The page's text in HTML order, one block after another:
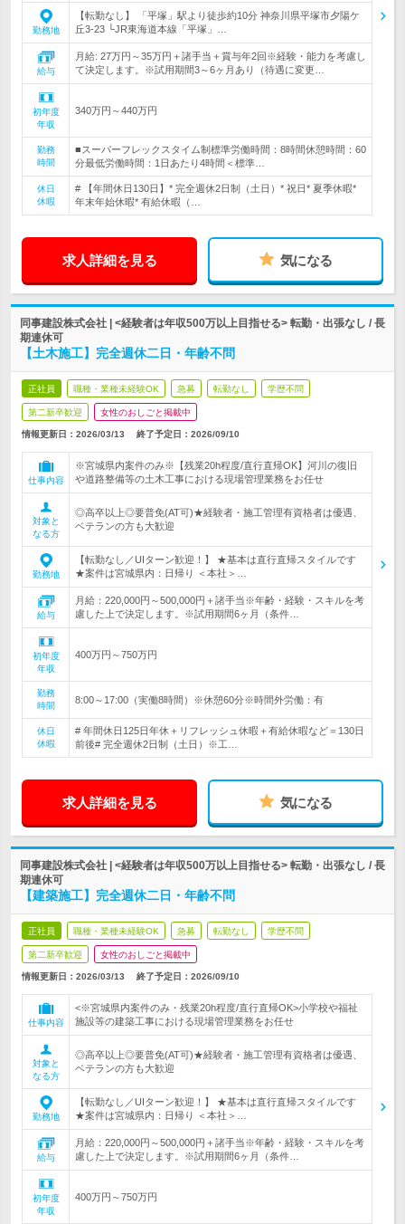
勤務地
【転勤なし】 「平塚」駅より徒歩約10分 神奈川県平塚市夕陽ケ
丘3-23 └JR東海道本線「平塚」…
給与
月給: 27万円～35万円＋諸手当＋賞与年2回※経験・能力を考慮し
て決定します。※試用期間3～6ヶ月あり（待遇に変更…
初年度
年収
340万円～440万円
勤務
時間
■スーパーフレックスタイム制標準労働時間：8時間休憩時間：60
分最低労働時間：1日あたり4時間＜標準…
休日
休暇
# 【年間休日130日】* 完全週休2日制（土日）* 祝日* 夏季休暇*
年末年始休暇* 有給休暇（…
求人詳細を見る 気になる
同事建設株式会社 | <経験者は年収500万以上目指せる> 転勤・出張なし / 長
期連休可
【土木施工】完全週休二日・年齢不問
正社員 職種・業種未経験OK 急募 転勤なし 学歴不問
第二新卒歓迎 女性のおしごと掲載中
情報更新日：2026/03/13 終了予定日： 2026/09/10
仕事内容
※宮城県内案件のみ※【残業20h程度/直行直帰OK】河川の復旧
や道路整備等の土木工事における現場管理業務をお任せ
対象と
なる方
◎高卒以上◎要普免(AT可)★経験者・施工管理有資格者は優遇、
ベテランの方も大歓迎
勤務地
【転勤なし／UIターン歓迎！】 ★基本は直行直帰スタイルです
★案件は宮城県内：日帰り ＜本社＞…
給与
月給：220,000円～500,000円＋諸手当※年齢・経験・スキルを考
慮した上で決定します。※試用期間6ヶ月（条件…
初年度
年収
400万円～750万円
勤務
時間
8:00～17:00（実働8時間）※休憩60分※時間外労働：有
休日
休暇
# 年間休日125日年休＋リフレッシュ休暇＋有給休暇など＝130日
前後# 完全週休2日制（土日）※工…
求人詳細を見る 気になる
同事建設株式会社 | <経験者は年収500万以上目指せる> 転勤・出張なし / 長
期連休可
【建築施工】完全週休二日・年齢不問
正社員 職種・業種未経験OK 急募 転勤なし 学歴不問
第二新卒歓迎 女性のおしごと掲載中
情報更新日：2026/03/13 終了予定日： 2026/09/10
仕事内容
<※宮城県内案件のみ・残業20h程度/直行直帰OK>小学校や福祉
施設等の建築工事における現場管理業務をお任せ
対象と
なる方
◎高卒以上◎要普免(AT可)★経験者・施工管理有資格者は優遇、
ベテランの方も大歓迎
勤務地
【転勤なし／UIターン歓迎！】 ★基本は直行直帰スタイルです
★案件は宮城県内：日帰り ＜本社＞…
給与
月給：220,000円～500,000円＋諸手当※年齢・経験・スキルを考
慮した上で決定します。※試用期間6ヶ月（条件…
初年度
年収
400万円～750万円